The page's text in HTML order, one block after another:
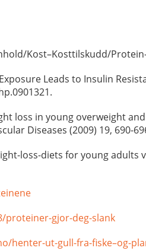
Kost–Kosttilskudd/
Leads to Insulin
loss in young overweight
Diseases (2009) 19, 690-
loss-diets for young
gjor-deg-slank
henter-ut-gull-fra-fiske–og-